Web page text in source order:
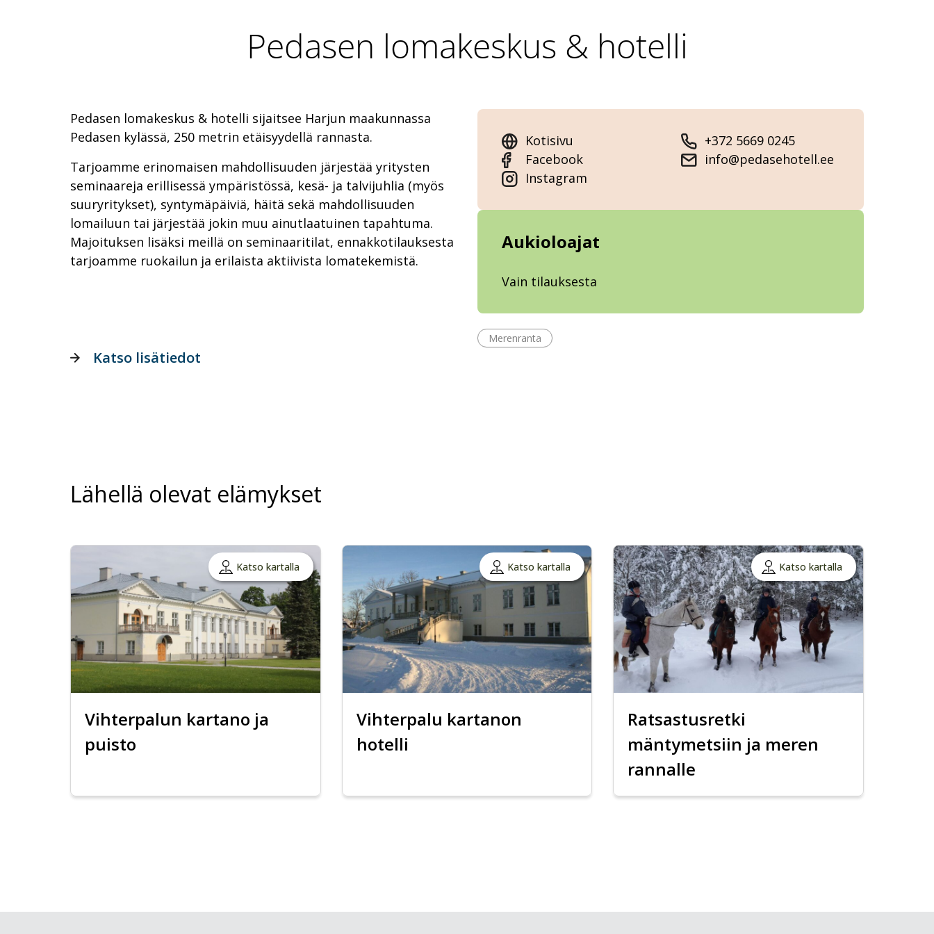
Pedasen lomakeskus & hotelli
Pedasen lomakeskus & hotelli sijaitsee Harjun maakunnassa
Pedasen kylässä, 250 metrin etäisyydellä rannasta.
Tarjoamme erinomaisen mahdollisuuden järjestää yritysten
seminaareja erillisessä ympäristössä, kesä- ja talvijuhlia (myös
suuryritykset), syntymäpäiviä, häitä sekä mahdollisuuden
lomailuun tai järjestää jokin muu ainutlaatuinen tapahtuma.
Majoituksen lisäksi meillä on seminaaritilat, ennakkotilauksesta
tarjoamme ruokailun ja erilaista aktiivista lomatekemistä.
Kotisivu
Facebook
Instagram
+372 5669 0245
info@pedasehotell.ee
Aukioloajat
Vain tilauksesta
Merenranta
Katso lisätiedot
Lähellä olevat elämykset
Katso kartalla
Vihterpalun kartano ja
puisto
Katso kartalla
Vihterpalu kartanon
hotelli
Katso kartalla
Ratsastusretki
mäntymetsiin ja meren
rannalle